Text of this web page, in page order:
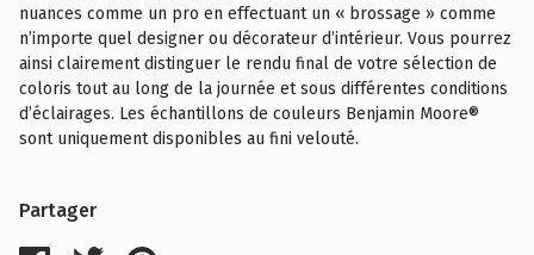
nuances comme un pro en effectuant un « brossage » comme
n’importe quel designer ou décorateur d’intérieur. Vous pourrez
ainsi clairement distinguer le rendu final de votre sélection de
coloris tout au long de la journée et sous différentes conditions
d’éclairages. Les échantillons de couleurs Benjamin Moore®
sont uniquement disponibles au fini velouté.
Partager